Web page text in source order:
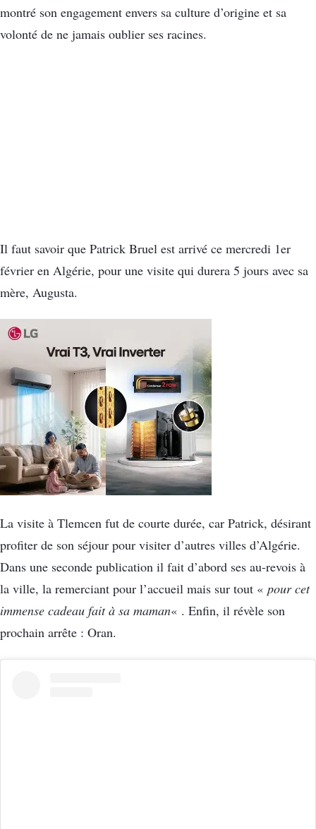
montré son engagement envers sa culture d’origine et sa
volonté de ne jamais oublier ses racines.
Il faut savoir que Patrick Bruel est arrivé ce mercredi 1er
février en Algérie, pour une visite qui durera 5 jours avec sa
mère, Augusta.
La visite à Tlemcen fut de courte durée, car Patrick, désirant
profiter de son séjour pour visiter d’autres villes d’Algérie.
Dans une seconde publication il fait d’abord ses au-revois à
la ville, la remerciant pour l’accueil mais sur tout « pour cet
immense cadeau fait à sa maman« . Enfin, il révèle son
prochain arrête : Oran.